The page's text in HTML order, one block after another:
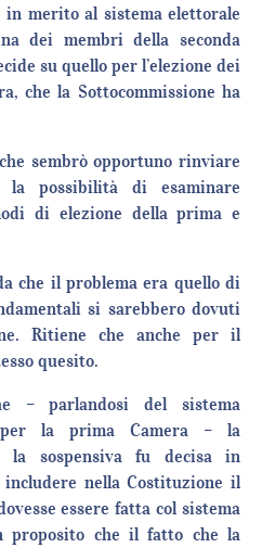
in merito al sistema elettorale
dei membri della seconda
su quello per l’elezione dei
che la Sottocommissione ha
sembrò opportuno rinviare
possibilità di esaminare
di elezione della prima e
che il problema era quello di
si sarebbero dovuti
Ritiene che anche per il
quesito.
– parlandosi del sistema
la prima Camera – la
la sospensiva fu decisa in
nella Costituzione il
essere fatta col sistema
proposito che il fatto che la